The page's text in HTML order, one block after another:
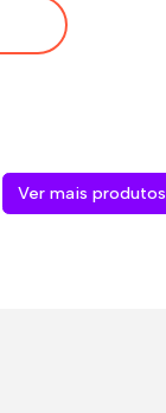
Ver mais produtos